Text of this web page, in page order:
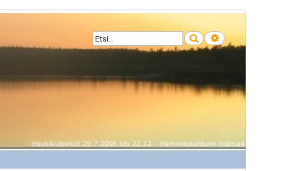
Etsi Tarkennettu haku